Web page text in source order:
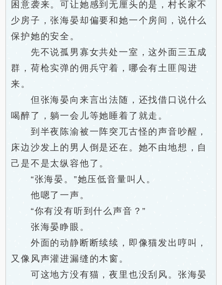
困意袭来。可让她感到无厘头的是，村长家不
少房子，张海晏却偏要和她一个房间，说什么
保护她的安全。
先不说孤男寡女共处一室，这外面三五成
群，荷枪实弹的佣兵守着，哪会有土匪闯进
来。
但张海晏向来言出法随，还找借口说什么
喝醉了，躺一会儿等她睡着了就走。
到半夜陈渝被一阵突兀古怪的声音吵醒，
床边沙发上的男人倒是还在。她不由地想，自
己是不是太纵容他了。
“张海晏。”她压低音量叫人。
他嗯了一声。
“你有没有听到什么声音？”
张海晏睁眼。
外面的动静断断续续，即像猫发出哼叫，
又像风声灌进漏缝的木窗。
可这地方没有猫，夜里也没刮风。张海晏